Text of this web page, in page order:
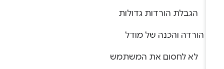
הגבלת הורדות גדולות
הורדה והכנה של מודל
לא לחסום את המשתמש